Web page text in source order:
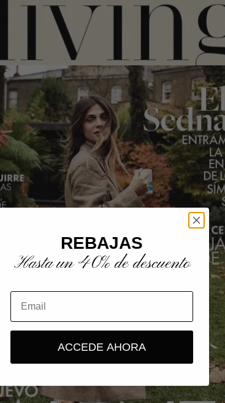
REBAJAS
Hasta un 40% de descuento
ACCEDE AHORA